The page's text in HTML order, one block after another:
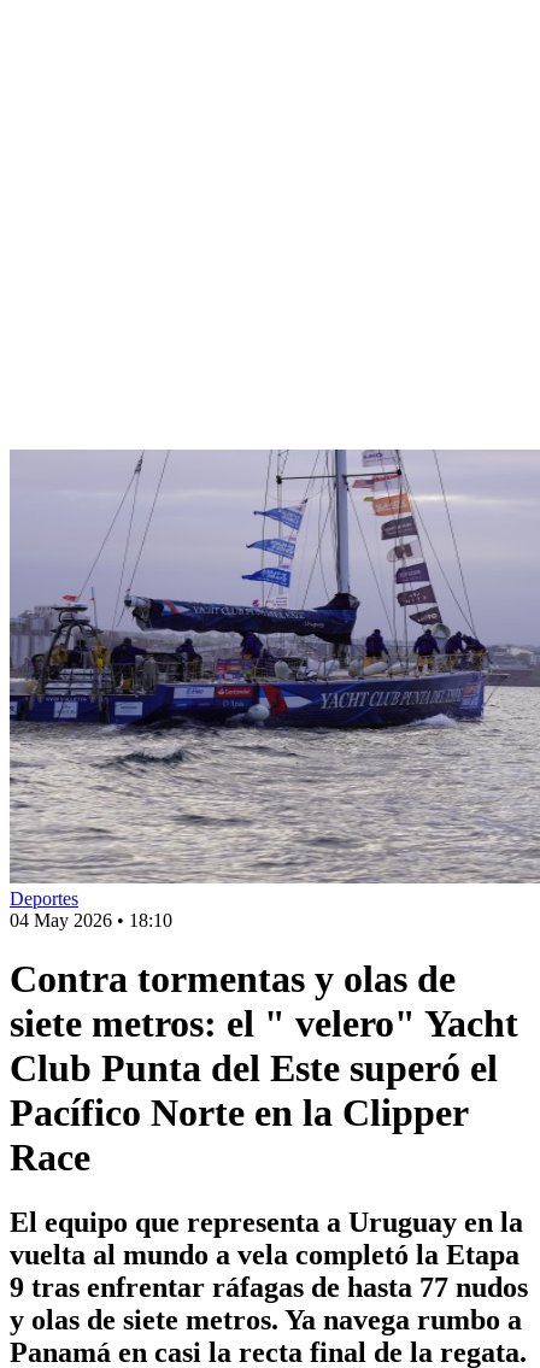
Deportes
04 May 2026 • 18:10
Contra tormentas y olas de
siete metros: el " velero" Yacht
Club Punta del Este superó el
Pacífico Norte en la Clipper
Race
El equipo que representa a Uruguay en la
vuelta al mundo a vela completó la Etapa
9 tras enfrentar ráfagas de hasta 77 nudos
y olas de siete metros. Ya navega rumbo a
Panamá en casi la recta final de la regata.